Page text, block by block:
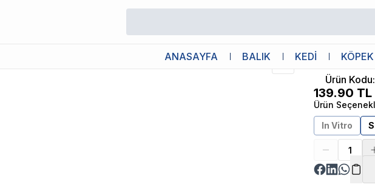
ANASAYFA BALIK KEDİ KÖPEK
İthâl Bitki
Ürün Kodu:
139.90 TL
Ürün
In Vitro